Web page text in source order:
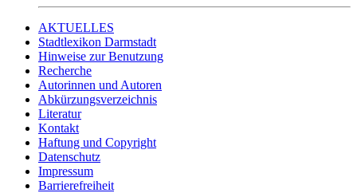
AKTUELLES
Stadtlexikon Darmstadt
Hinweise zur Benutzung
Recherche
Autorinnen und Autoren
Abkürzungsverzeichnis
Literatur
Kontakt
Haftung und Copyright
Datenschutz
Impressum
Barrierefreiheit